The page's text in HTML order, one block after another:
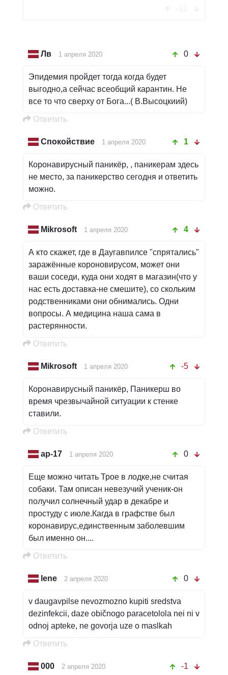
Лв 1 апреля 2020 0
Эпидемия пройдет тогда когда будет
выгодно,а сейчас всеобщий карантин. Не
все то что сверху от Бога...( В.Высоцкиий)
Oтветить
Спокойствие 1 апреля 2020 1
Коронавирусный паникёр, , паникерам здесь
не место, за паникерство сегодня и ответить
можно.
Oтветить
Mikrosoft 1 апреля 2020 4
А кто скажет, где в Даугавпилсе "спрятались"
заражённые короновирусом, может они
ваши соседи, куда они ходят в магазин(что у
нас есть доставка-не смешите), со скольким
родственниками они обнимались. Одни
вопросы. А медицина наша сама в
растерянности.
Oтветить
Mikrosoft 1 апреля 2020 -5
Коронавирусный паникёр, Паникерш во
время чрезвычайной ситуации к стенке
ставили.
Oтветить
ар-17 1 апреля 2020 0
Еще можно читать Трое в лодке,не считая
собаки. Там описан невезучий ученик-он
получил солнечный удар в декабре и
простуду с июле.Кагда в графстве был
коронавирус,единственным заболевшим
был именно он....
Oтветить
lene 2 апреля 2020 0
v daugavpilse nevozmozno kupiti sredstva
dezinfekcii, daze običnogo paracetolola nei ni v
odnoj apteke, ne govorja uze o maslkah
Oтветить
000 2 апреля 2020 -1